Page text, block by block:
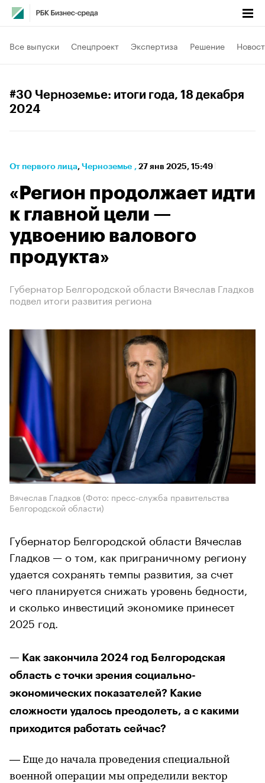
Все выпуски Спецпроект Экспертиза Решение
#30 Черноземье: итоги года, 18 декабря
2024
От первого лица⁠, Черноземье , 27 янв 2025, 15:49
«Регион продолжает идти
к главной цели —
удвоению валового
продукта»
Губернатор Белгородской области Вячеслав Гладков
подвел итоги развития региона
Вячеслав Гладков (Фото: пресс-служба правительства
Белгородской области)
Губернатор Белгородской области Вячеслав
Гладков — о том, как приграничному региону
удается сохранять темпы развития, за счет
чего планируется снижать уровень бедности,
и сколько инвестиций экономике принесет
2025 год.
— Как закончила 2024 год Белгородская
область с точки зрения социально-
экономических показателей? Какие
сложности удалось преодолеть, а с какими
приходится работать сейчас?
— Еще до начала проведения специальной
военной операции мы определили вектор